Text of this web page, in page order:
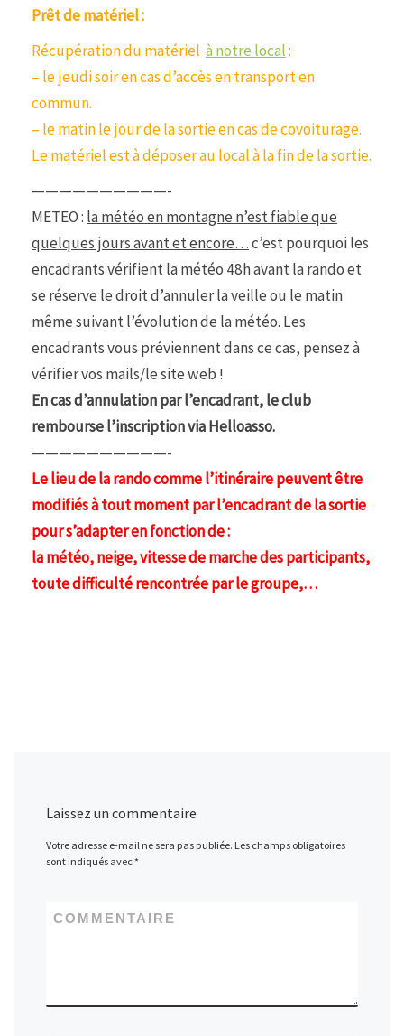
Prêt de matériel :
Récupération du matériel à notre local:
– le jeudi soir en cas d’accès en transport en
commun.
– le matin le jour de la sortie en cas de covoiturage.
Le matériel est à déposer au local à la fin de la sortie.
——————————-
METEO : la météo en montagne n’est fiable que
quelques jours avant et encore…c’est pourquoi les
encadrants vérifient la météo 48h avant la rando et
se réserve le droit d’annuler la veille ou le matin
même suivant l’évolution de la météo. Les
encadrants vous préviennent dans ce cas, pensez à
vérifier vos mails/le site web !
En cas d’annulation par l’encadrant, le club
rembourse l’inscription via Helloasso.
——————————-
Le lieu de la rando comme l’itinéraire peuvent être
modifiés à tout moment par l’encadrant de la sortie
pour s’adapter en fonction de :
la météo, neige, vitesse de marche des participants,
toute difficulté rencontrée par le groupe,…
Laissez un commentaire
Votre adresse e-mail ne sera pas publiée. Les champs obligatoires
sont indiqués avec*
COMMENTAIRE